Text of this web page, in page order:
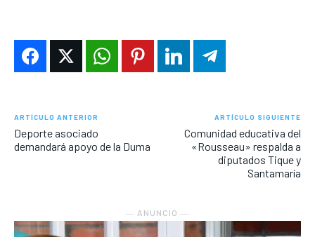
ARTÍCULO ANTERIOR
Deporte asociado
demandará apoyo de la Duma
ARTÍCULO SIGUIENTE
Comunidad educativa del
«Rousseau» respalda a
diputados Tique y
Santamaría
― ANUNCIO ―